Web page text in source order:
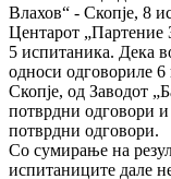
Влахов“ - Скопје, 8
Центарот „Партение
5 испитаника. Дека
односи одговориле
Скопје, од Заводот
потврдни одговори и
потврдни одговори.
Со сумирање на
испитаниците дале